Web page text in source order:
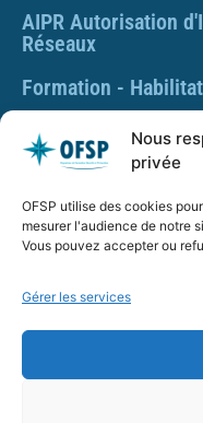
Nous
privée
OFSP utilise des cookies
mesurer l'audience de notre
Vous pouvez accepter ou
Gérer les services
AIPR Autorisation
Réseaux
Formation -
Formation - Gestes
Formation Gestes
PLAQUETTE DE
Numéro de
du préfet de région